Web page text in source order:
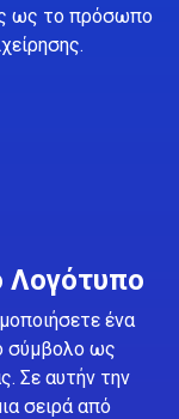
ως το πρόσωπο
Λογότυπο
ένα
σύμβολο ως
Σε αυτήν την
σειρά από